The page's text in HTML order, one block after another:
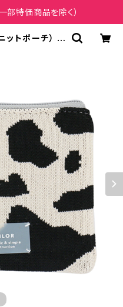
部特価商品を除く）
ットポーチ） 牛